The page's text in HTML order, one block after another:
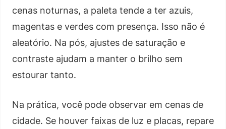
cenas noturnas, a paleta tende a ter azuis,
magentas e verdes com presença. Isso não é
aleatório. Na pós, ajustes de saturação e
contraste ajudam a manter o brilho sem
estourar tanto.
Na prática, você pode observar em cenas de
cidade. Se houver faixas de luz e placas, repare